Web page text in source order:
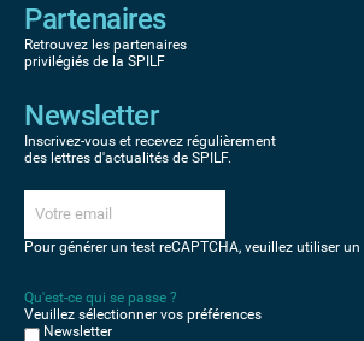
Partenaires
Retrouvez les partenaires
privilégiés de la SPILF
Newsletter
Inscrivez-vous et recevez régulièrement
des lettres d'actualités de SPILF.
Pour générer un test reCAPTCHA, veuillez utiliser un
Qu'est-ce qui se passe ?
Veuillez sélectionner vos préférences
Newsletter